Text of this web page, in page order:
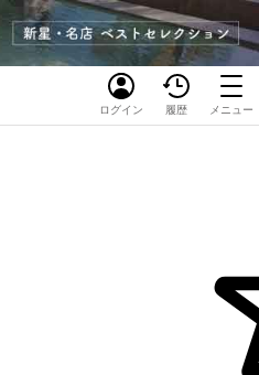
ログイン 履歴 メニュー